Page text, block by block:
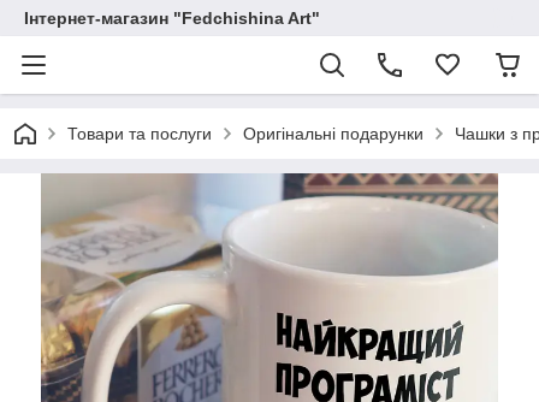
Інтернет-магазин "Fedchishina Art"
Товари та послуги Оригінальні подарунки Чашки з